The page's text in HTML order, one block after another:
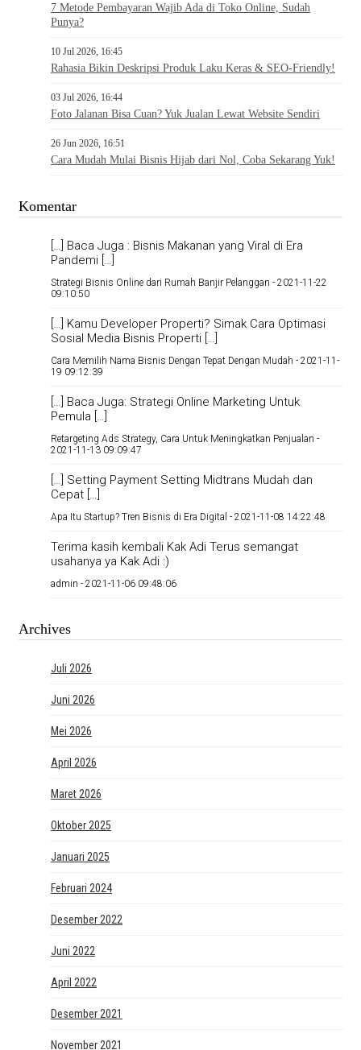
7 Metode Pembayaran Wajib Ada di Toko Online, Sudah
Punya?
10 Jul 2026, 16:45
Rahasia Bikin Deskripsi Produk Laku Keras & SEO-Friendly!
03 Jul 2026, 16:44
Foto Jalanan Bisa Cuan? Yuk Jualan Lewat Website Sendiri
26 Jun 2026, 16:51
Cara Mudah Mulai Bisnis Hijab dari Nol, Coba Sekarang Yuk!
Komentar
[…] Baca Juga : Bisnis Makanan yang Viral di Era
Pandemi […]
Strategi Bisnis Online dari Rumah Banjir Pelanggan - 2021-11-22
09:10:50
[…] Kamu Developer Properti? Simak Cara Optimasi
Sosial Media Bisnis Properti […]
Cara Memilih Nama Bisnis Dengan Tepat Dengan Mudah - 2021-11-
19 09:12:39
[…] Baca Juga: Strategi Online Marketing Untuk
Pemula […]
Retargeting Ads Strategy, Cara Untuk Meningkatkan Penjualan -
2021-11-13 09:09:47
[…] Setting Payment Setting Midtrans Mudah dan
Cepat […]
Apa Itu Startup? Tren Bisnis di Era Digital - 2021-11-08 14:22:48
Terima kasih kembali Kak Adi Terus semangat
usahanya ya Kak Adi :)
admin - 2021-11-06 09:48:06
Archives
Juli 2026
Juni 2026
Mei 2026
April 2026
Maret 2026
Oktober 2025
Januari 2025
Februari 2024
Desember 2022
Juni 2022
April 2022
Desember 2021
November 2021